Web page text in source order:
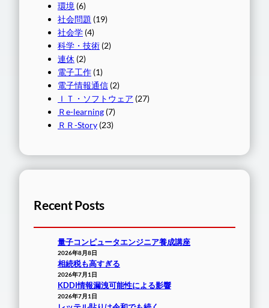
環境 (6)
社会問題 (19)
社会学 (4)
科学・技術 (2)
連休 (2)
電子工作 (1)
電子情報通信 (2)
ＩＴ・ソフトウェア (27)
Ｒe-learning (7)
ＲＲ-Story (23)
Recent Posts
量子コンピュータエンジニア養成講座
2026年8月8日
相続税も高すぎる
2026年7月1日
KDDI情報漏洩可能性による影響
2026年7月1日